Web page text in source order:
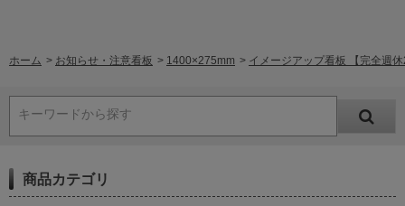
ホーム > お知らせ・注意看板 > 1400×275mm > イメージアップ看板 【完全週
キーワードから探す
商品カテゴリ